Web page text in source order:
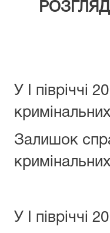
У I півріччі
Залишок
У I півріччі